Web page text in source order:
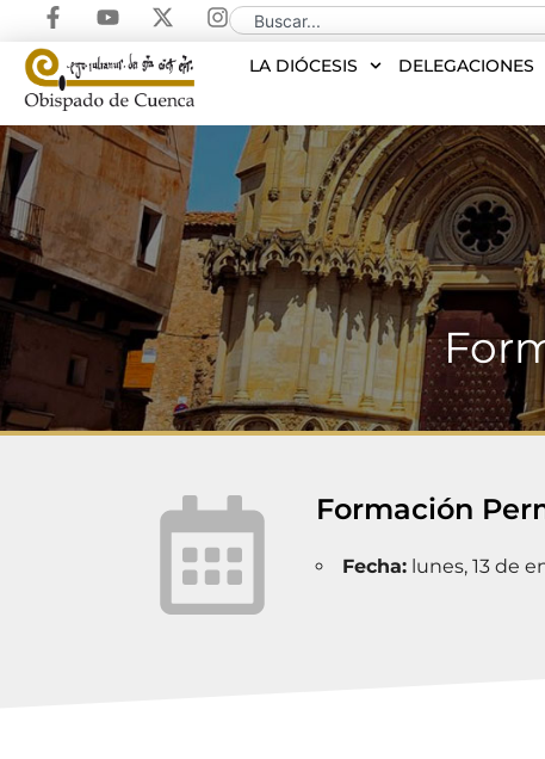
LA DIÓCESIS DELEGACIONES
Formación
Fecha:lunes, 13 de